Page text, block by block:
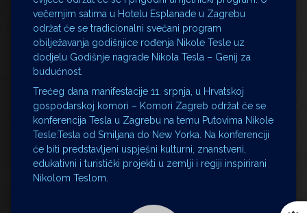
večernjim satima u Hotelu Esplanade u Zagrebu
održat će se tradicionalni svečani program
obilježavanja godišnjice rođenja Nikole Tesle uz
dodjelu Godišnje nagrade Nikola Tesla – Genij za
budućnost.
Trećeg dana manifestacije 11. srpnja, u Hrvatskoj
gospodarskoj komori – Komori Zagreb održat će se
konferencija Tesla u Zagrebu na temu Putovima Nikole
Tesle:Tesla od Smiljana do New Yorka. Na konferenciji
će biti predstavljeni uspješni kulturni, znanstveni,
edukativni i turistički projekti u zemlji i regiji inspirirani
Nikolom Teslom.